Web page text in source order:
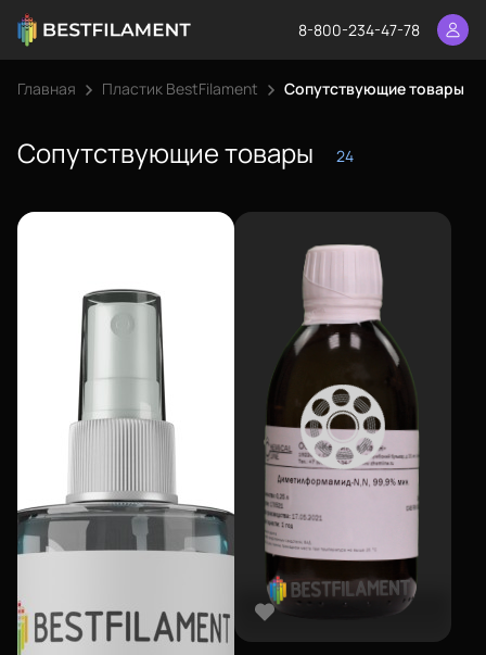
8-800-234-47-78
Главная Пластик BestFilament Сопутствующие товары
Сопутствующие товары 24